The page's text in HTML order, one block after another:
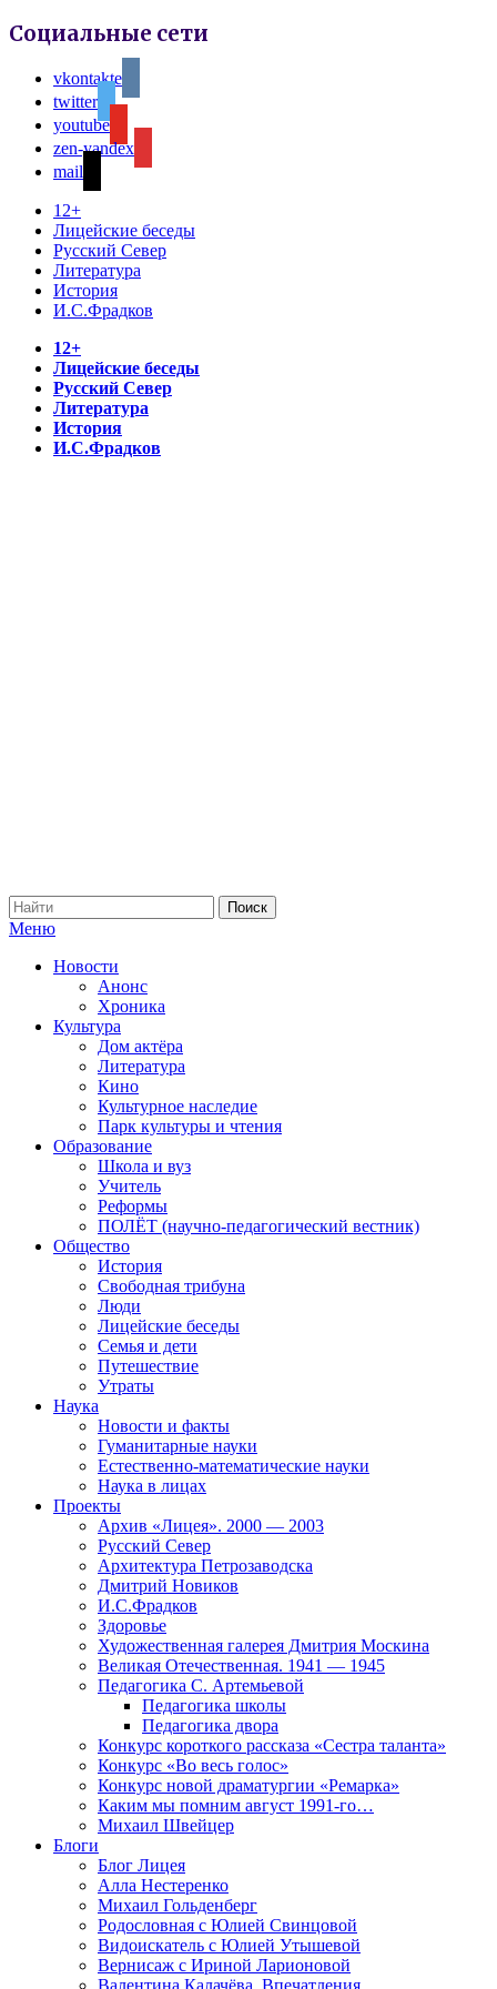
Социальные сети
vkontakte
twitter
youtube
zen-yandex
mail
12+
Лицейские беседы
Русский Север
Литература
История
И.С.Фрадков
12+
Лицейские беседы
Русский Север
Литература
История
И.С.Фрадков
Меню
Новости
Анонс
Хроника
Культура
Дом актёра
Литература
Кино
Культурное наследие
Парк культуры и чтения
Образование
Школа и вуз
Учитель
Реформы
ПОЛЁТ (научно-педагогический вестник)
Общество
История
Свободная трибуна
Люди
Лицейские беседы
Семья и дети
Путешествие
Утраты
Наука
Новости и факты
Гуманитарные науки
Естественно-математические науки
Наука в лицах
Проекты
Архив «Лицея». 2000 — 2003
Русский Север
Архитектура Петрозаводска
Дмитрий Новиков
И.С.Фрадков
Здоровье
Художественная галерея Дмитрия Москина
Великая Отечественная. 1941 — 1945
Педагогика С. Артемьевой
Педагогика школы
Педагогика двора
Конкурс короткого рассказа «Сестра таланта»
Конкурс «Во весь голос»
Конкурс новой драматургии «Ремарка»
Каким мы помним август 1991-го…
Михаил Швейцер
Блоги
Блог Лицея
Алла Нестеренко
Михаил Гольденберг
Родословная с Юлией Свинцовой
Видоискатель с Юлией Утышевой
Вернисаж с Ириной Ларионовой